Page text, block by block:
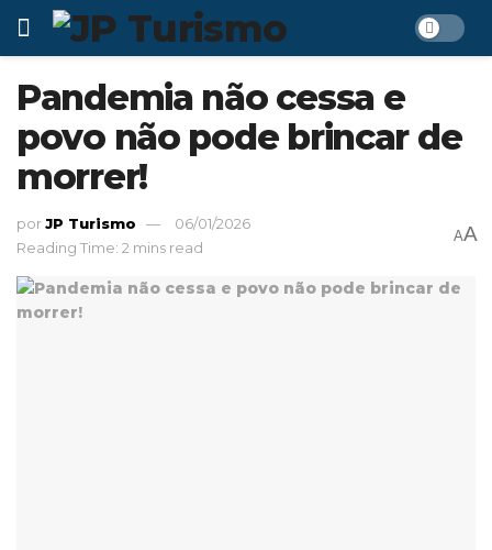
Pandemia não cessa e
povo não pode brincar de
morrer!
porJP Turismo
06/01/2026
Reading Time: 2 mins read
AA